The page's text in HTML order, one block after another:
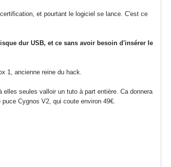
et pourtant le logiciel se lance. C'est ce
dur USB, et ce sans avoir besoin d'insérer le
1, ancienne reine du hack.
seules valloir un tuto à part entière. Ca donnera
Cygnos V2, qui coute environ 49€.